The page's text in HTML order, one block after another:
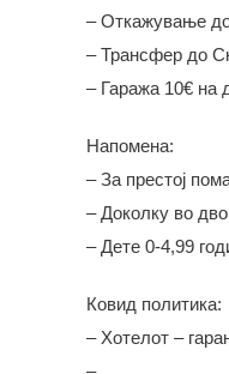
– Oткажување
– Трансфер до
– Гаража 10€ на
Напомена:
– За престој
– Доколку во
– Дете 0-4,99
Ковид политика:
– Хотелот –